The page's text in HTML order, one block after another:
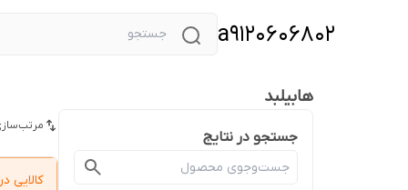
a9120606802
هابیلبد
جستجو در نتایج